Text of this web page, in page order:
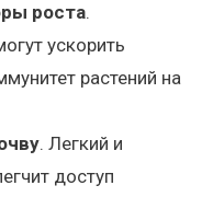
роста.
ускорить
растений на
. Легкий и
доступ